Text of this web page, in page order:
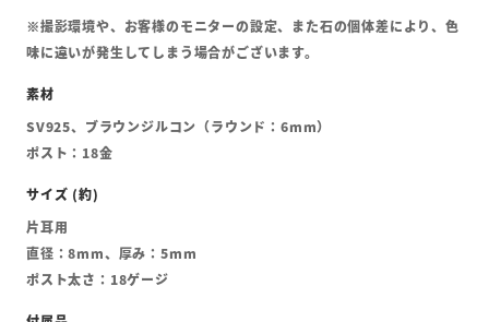
※撮影環境や、お客様のモニターの設定、また石の個体差により、色
味に違いが発生してしまう場合がございます。
SV925、ブラウンジルコン（ラウンド：6mm）
ポスト：18金
片耳用
直径：8mm、厚み：5mm
ポスト太さ：18ゲージ